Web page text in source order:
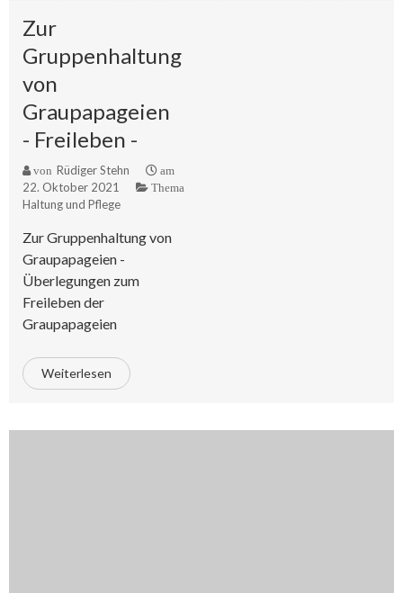
Zur
Gruppenhaltung
von
Graupapageien
- Freileben -
von Rüdiger Stehn am
22. Oktober 2021 Thema
Haltung und Pflege
Zur Gruppenhaltung von
Graupapageien -
Überlegungen zum
Freileben der
Graupapageien
Weiterlesen